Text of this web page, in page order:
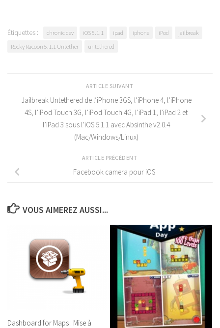
Étiquettes : chronic dev iOS 5.1.1 ipad iphone iPod
jailbreak
Rocky Racoon 5.1.1 Untether
untethered
ARTICLE SUIVANT
Jailbreak Untethered de l’iPhone 3GS, l’iPhone 4, l’iPhone
4S, l’iPod Touch 3G, l’iPod Touch 4G, l’iPad 1, l’iPad 2 et
l’iPad 3 sous l’iOS 5.1.1 avec Absinthe v2.0.4
(Mac/Windows/Linux)
ARTICLE PRÉCÉDENT
Facebook camera pour iOS
VOUS AIMEREZ AUSSI...
Dashboard for Maps : Mise à